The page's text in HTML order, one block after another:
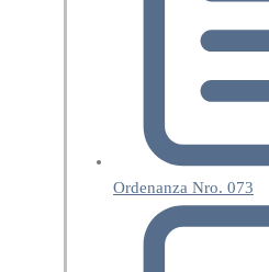
Ordenanza Nro. 073